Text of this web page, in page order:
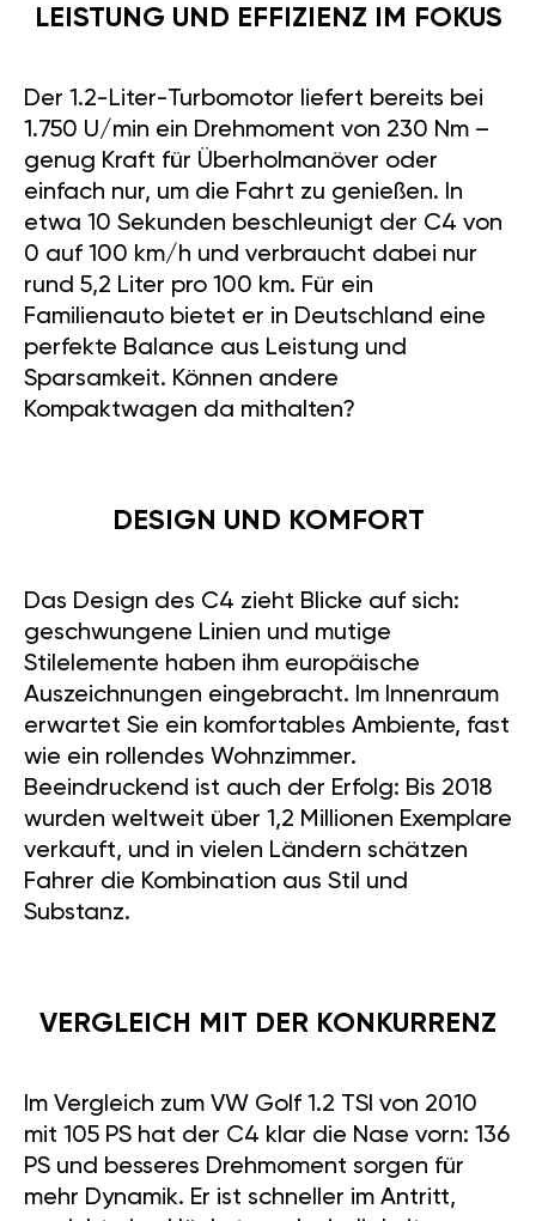
LEISTUNG UND EFFIZIENZ IM FOKUS
Der 1.2-Liter-Turbomotor liefert bereits bei
1.750 U/min ein Drehmoment von 230 Nm –
genug Kraft für Überholmanöver oder
einfach nur, um die Fahrt zu genießen. In
etwa 10 Sekunden beschleunigt der C4 von
0 auf 100 km/h und verbraucht dabei nur
rund 5,2 Liter pro 100 km. Für ein
Familienauto bietet er in Deutschland eine
perfekte Balance aus Leistung und
Sparsamkeit. Können andere
Kompaktwagen da mithalten?
DESIGN UND KOMFORT
Das Design des C4 zieht Blicke auf sich:
geschwungene Linien und mutige
Stilelemente haben ihm europäische
Auszeichnungen eingebracht. Im Innenraum
erwartet Sie ein komfortables Ambiente, fast
wie ein rollendes Wohnzimmer.
Beeindruckend ist auch der Erfolg: Bis 2018
wurden weltweit über 1,2 Millionen Exemplare
verkauft, und in vielen Ländern schätzen
Fahrer die Kombination aus Stil und
Substanz.
VERGLEICH MIT DER KONKURRENZ
Im Vergleich zum VW Golf 1.2 TSI von 2010
mit 105 PS hat der C4 klar die Nase vorn: 136
PS und besseres Drehmoment sorgen für
mehr Dynamik. Er ist schneller im Antritt,